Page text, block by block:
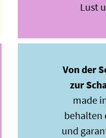
Lust
Von der
zur
made
behalten
und